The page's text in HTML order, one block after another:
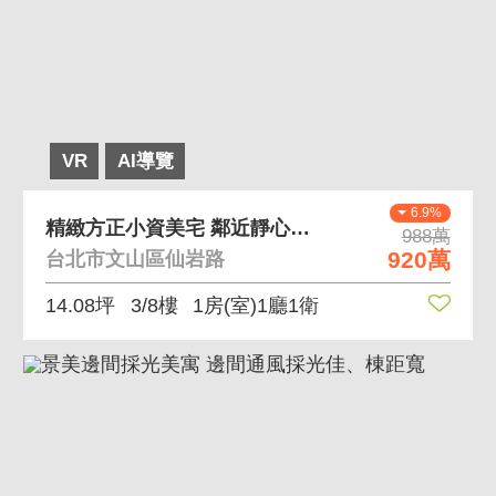
VR AI導覽
6.9%
988萬
920萬
精緻方正小資美宅 鄰近靜心中小學、物美價廉小套房
台北市文山區仙岩路
14.08坪 3/8樓 1房(室)1廳1衛